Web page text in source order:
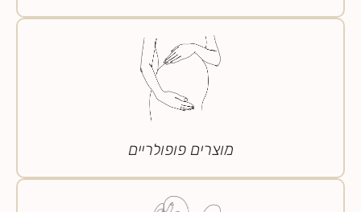
מוצרים פופולריים